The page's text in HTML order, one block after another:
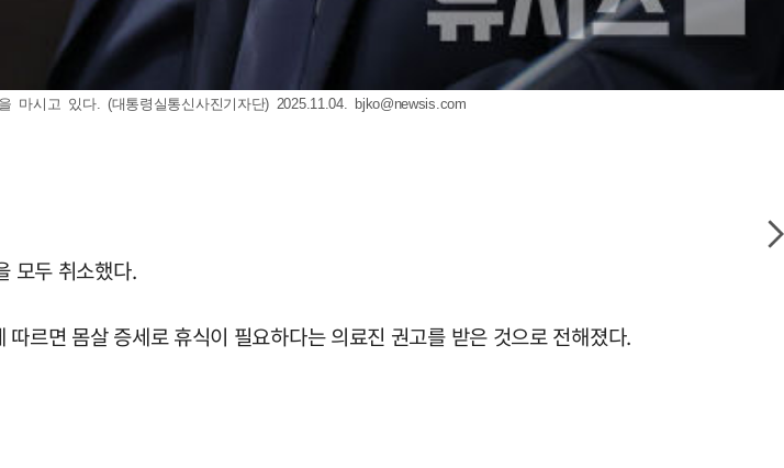
시고 있다. (대통령실통신사진기자단) 2025.11.04. bjko@newsis.com
모두 취소했다.
르면 몸살 증세로 휴식이 필요하다는 의료진 권고를 받은 것으로 전해졌다.